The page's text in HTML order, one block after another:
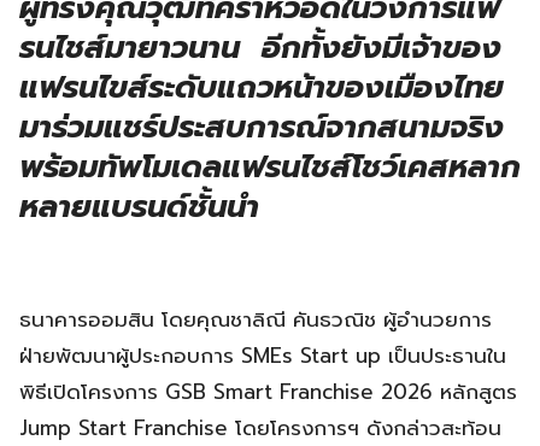
รนไชส์มายาวนาน อีกทั้งยังมีเจ้าของ
แฟรนไขส์ระดับแถวหน้าของเมืองไทย
มาร่วมแชร์ประสบการณ์จากสนามจริง
พร้อมทัพโมเดลแฟรนไชส์โชว์เคสหลาก
หลายแบรนด์ชั้นนำ
ธนาคารออมสิน โดยคุณชาลิณี คันธวณิช ผู้อํานวยการ
ฝ่ายพัฒนาผู้ประกอบการ SMEs Start up เป็นประธานใน
พิธีเปิดโครงการ GSB Smart Franchise 2026 หลักสูตร
Jump Start Franchise โดยโครงการฯ ดังกล่าวสะท้อน